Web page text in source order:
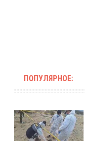
ПОПУЛЯРНОЕ: